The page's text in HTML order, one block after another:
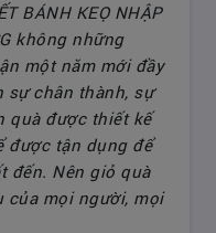
BÁNH KEỌ NHẬP
không những
một năm mới đầy
sự chân thành, sự
quà được thiết kế
được tận dụng để
đến. Nên giỏ quà
của mọi người, mọi